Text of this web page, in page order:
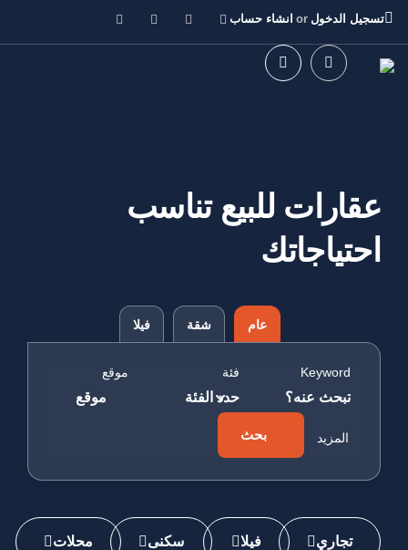
تسجيل الدخول or انشاء حساب
عقارات للبيع تناسب
احتياجاتك
عام شقة فيلا
Keyword فئة موقع
المزيد بحث
تجاري فيلا سكنى محلات